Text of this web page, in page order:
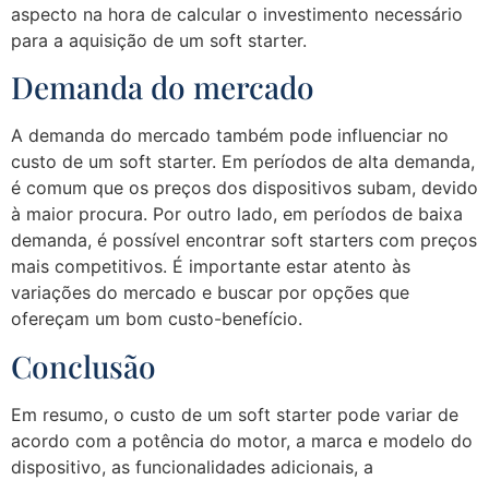
aspecto na hora de calcular o investimento necessário
para a aquisição de um soft starter.
Demanda do mercado
A demanda do mercado também pode influenciar no
custo de um soft starter. Em períodos de alta demanda,
é comum que os preços dos dispositivos subam, devido
à maior procura. Por outro lado, em períodos de baixa
demanda, é possível encontrar soft starters com preços
mais competitivos. É importante estar atento às
variações do mercado e buscar por opções que
ofereçam um bom custo-benefício.
Conclusão
Em resumo, o custo de um soft starter pode variar de
acordo com a potência do motor, a marca e modelo do
dispositivo, as funcionalidades adicionais, a